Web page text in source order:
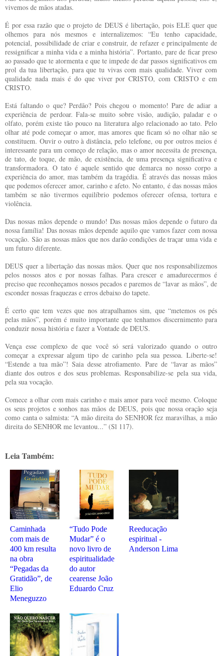
vivemos de mãos atadas.
É por essa razão que o projeto de DEUS é libertação, pois ELE quer que
olhemos para nós mesmos e internalizemos: “Eu tenho capacidade,
potencial, possibilidade de criar e construir, de refazer e principalmente de
ressignificar a minha vida e a minha história”. Portanto, pare de ficar preso
ao passado que te atormenta e que te impede de dar passos significativos em
prol da tua libertação, para que tu vivas com mais qualidade. Viver com
qualidade nada mais é do que viver por CRISTO, com CRISTO e em
CRISTO.
Está faltando o que? Perdão? Pois chegou o momento! Pare de adiar a
experiência de perdoar. Fala-se muito sobre visão, audição, paladar e o
olfato, porém existe tão pouco na literatura algo relacionado ao tato. Pelo
olhar até pode começar o amor, mas amores que ficam só no olhar não se
constituem. Ouvir o outro à distância, pelo telefone, ou por outros meios é
interessante para um começo de relação, mas o amor necessita de presença,
de tato, de toque, de mão, de existência, de uma presença significativa e
transformadora. O tato é aquele sentido que demarca no nosso corpo a
experiência do amor, mas também da tragédia. É através das nossas mãos
que podemos oferecer amor, carinho e afeto. No entanto, é das nossas mãos
também se não tivermos equilíbrio podemos oferecer ofensa, tortura e
violência.
Das nossas mãos depende o mundo! Das nossas mãos depende o futuro da
nossa família! Das nossas mãos depende aquilo que vamos fazer com nossa
vocação. São as nossas mãos que nos darão condições de traçar uma vida e
um futuro diferente.
DEUS quer a libertação das nossas mãos. Quer que nos responsabilizemos
pelos nossos atos e por nossas falhas. Para crescer e amadurecermos é
preciso que reconheçamos nossos pecados e paremos de “lavar as mãos”, de
esconder nossas fraquezas e erros debaixo do tapete.
É certo que tem vezes que nos atrapalhamos sim, que “metemos os pés
pelas mãos”, porém é muito importante que tenhamos discernimento para
conduzir nossa história e fazer a Vontade de DEUS.
Vença esse complexo de que você só será valorizado quando o outro
começar a expressar algum tipo de carinho pela sua pessoa. Liberte-se!
“Estende a tua mão”! Saia desse atrofiamento. Pare de “lavar as mãos”
diante dos outros e dos seus problemas. Responsabilize-se pela sua vida,
pela sua vocação.
Comece a olhar com mais carinho e mais amor para você mesmo. Coloque
os seus projetos e sonhos nas mãos de DEUS, pois que nossa oração seja
como canta o salmista: “A mão direita do SENHOR fez maravilhas, a mão
direita do SENHOR me levantou...” (Sl 117).
Leia Também:
Caminhada
com mais de
400 km resulta
na obra
“Pegadas da
Gratidão”, de
Elio
Meneguzzo
“Tudo Pode
Mudar” é o
novo livro de
espiritualidade
do autor
cearense João
Eduardo Cruz
Reeducação
espiritual -
Anderson Lima